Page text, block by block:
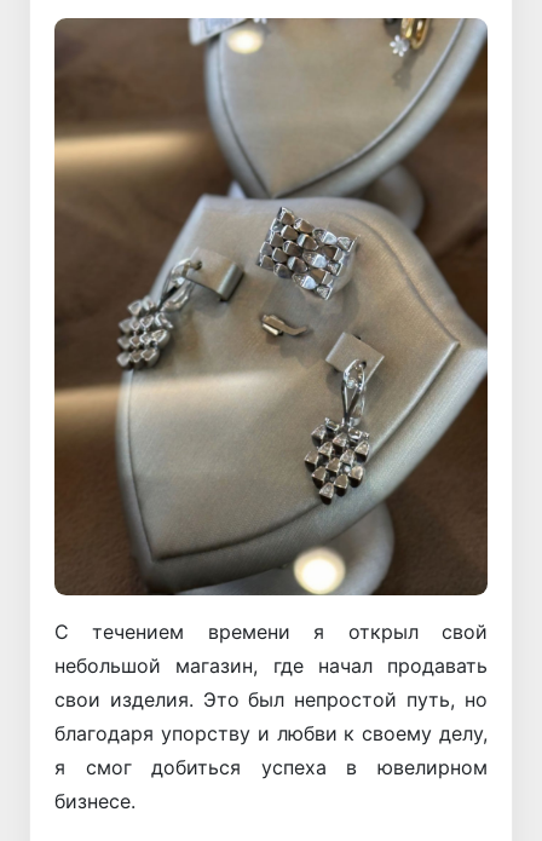
С течением времени я открыл свой
небольшой магазин, где начал продавать
свои изделия. Это был непростой путь, но
благодаря упорству и любви к своему делу,
я смог добиться успеха в ювелирном
бизнесе.